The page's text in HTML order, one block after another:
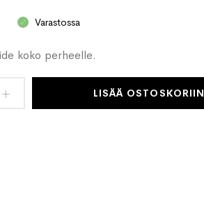
Varastossa
koko perheelle.
LISÄÄ OSTOSKORIIN